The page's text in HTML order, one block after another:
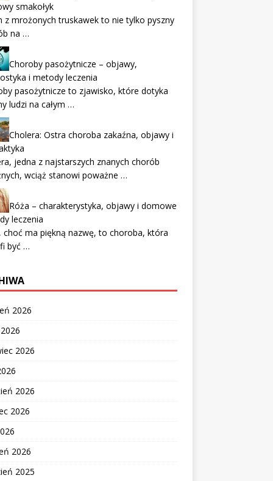
smakołyk
z mrożonych truskawek to nie tylko pyszny
na …
Choroby pasożytnicze – objawy,
i metody leczenia
pasożytnicze to zjawisko, które dotyka
ludzi na całym …
Cholera: Ostra choroba zakaźna, objawy i
jedna z najstarszych znanych chorób
wciąż stanowi poważne …
Róża – charakterystyka, objawy i domowe
leczenia
choć ma piękną nazwę, to choroba, która
być …
2026
2026
2026
2026
2026
2025